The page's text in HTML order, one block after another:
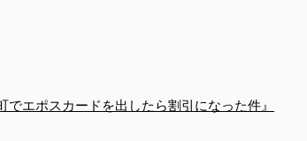
でエポスカードを出したら割引になった件』